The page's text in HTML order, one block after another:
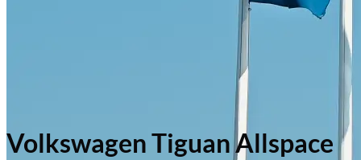
Volkswagen Tiguan Allspace